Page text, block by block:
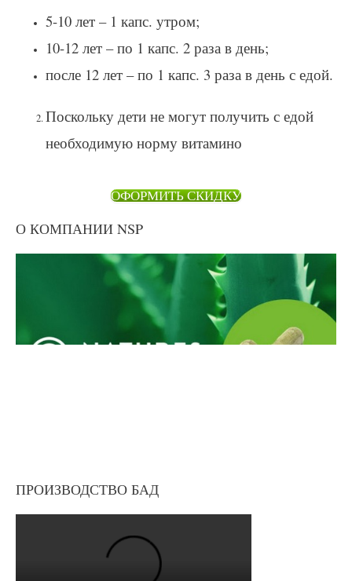
ОФОРМИТЬ СКИДКУ
О КОМПАНИИ NSP
ПРОИЗВОДСТВО БАД
5-10 лет – 1 капс. утром;
10-12 лет – по 1 капс. 2 раза в день;
после 12 лет – по 1 капс. 3 раза в день с едой.
Поскольку дети не могут получить с едой
необходимую норму витамино